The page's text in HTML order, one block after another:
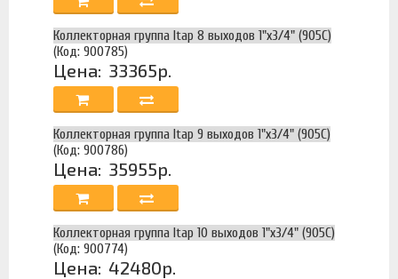
Коллекторная группа Itap 8 выходов 1"х3/4" (905C)
(Код: 900785)
Цена: 33365р.
Коллекторная группа Itap 9 выходов 1"х3/4" (905C)
(Код: 900786)
Цена: 35955р.
Коллекторная группа Itap 10 выходов 1"х3/4" (905C)
(Код: 900774)
Цена: 42480р.